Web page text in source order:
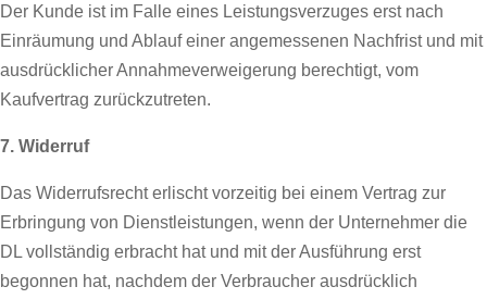
Der Kunde ist im Falle eines Leistungsverzuges erst nach
Einräumung und Ablauf einer angemessenen Nachfrist und mit
ausdrücklicher Annahmeverweigerung berechtigt, vom
Kaufvertrag zurückzutreten.
7. Widerruf
Das Widerrufsrecht erlischt vorzeitig bei einem Vertrag zur
Erbringung von Dienstleistungen, wenn der Unternehmer die
DL vollständig erbracht hat und mit der Ausführung erst
begonnen hat, nachdem der Verbraucher ausdrücklich